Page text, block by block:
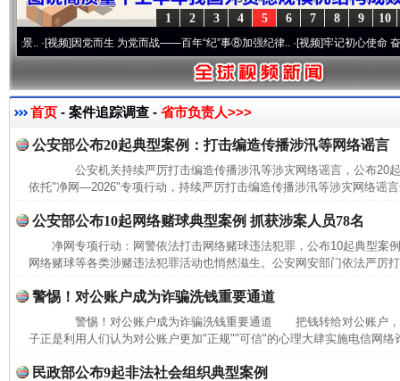
10
9
8
7
6
5
4
3
2
1
·[视频]因党而生 为党而战——百年“纪”事⑧加强纪律..·[视频]牢记初心使命 奋进复兴
首页 - 案件追踪调查 - 省市负责人>>>
公安部公布20起典型案例：打击编造传播涉汛等网络谣言
公安机关持续严厉打击编造传播涉汛等涉灾网络谣言，公布
依托"净网—2026"专项行动，持续严厉打击编造传播涉汛等涉灾网络谣
公安部公布10起网络赌球典型案例 抓获涉案人员78名
净网专项行动：网警依法打击网络赌球违法犯罪，公布10起典型
网络赌球等各类涉赌违法犯罪活动也悄然滋生。公安网安部门依法严厉
警惕！对公账户成为诈骗洗钱重要通道
警惕！对公账户成为诈骗洗钱重要通道 把钱转给对公账户，
子正是利用人们认为对公账户更加"正规""可信"的心理大肆实施电信网络
民政部公布9起非法社会组织典型案例